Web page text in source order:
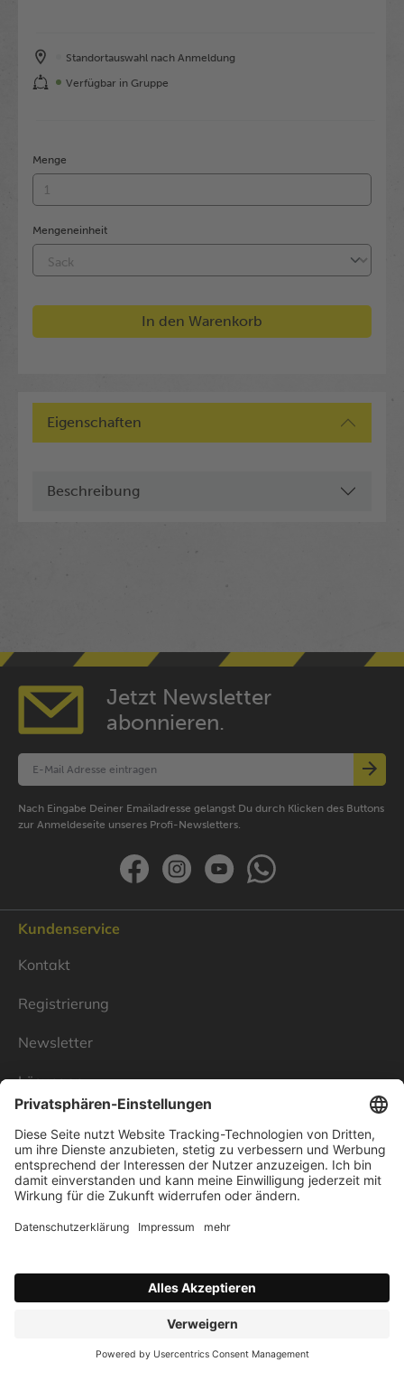
Standortauswahl nach Anmeldung
Verfügbar in Gruppe
Menge
Mengeneinheit
In den Warenkorb
Eigenschaften
Beschreibung
Jetzt Newsletter
abonnieren.
Nach Eingabe Deiner Emailadresse gelangst Du durch Klicken des Buttons
zur Anmeldeseite unseres Profi-Newsletters.
Kundenservice
Kontakt
Registrierung
Newsletter
Lösungen
Über Linnenbecker
Unsere Standorte
Unternehmen
Datenschutz